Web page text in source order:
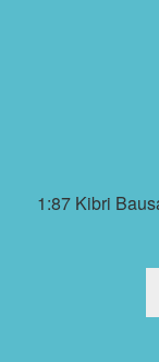
1:87 Kibri